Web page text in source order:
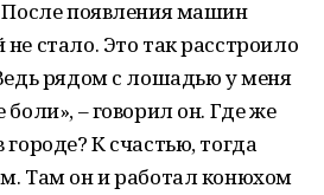
появления машин
стало. Это так расстроило
рядом с лошадью у меня
– говорил он. Где же
К счастью, тогда
Там он и работал конюхом